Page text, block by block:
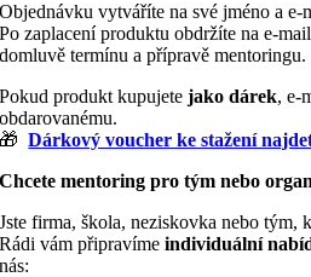
Objednávku vytváříte na své jméno a e-
Po zaplacení produktu obdržíte na e-
domluvě termínu a přípravě mentoringu.
Pokud produkt kupujetejako dárek, e-
obdarovanému.
🎁 Dárkový voucher ke stažení
Chcete mentoring pro tým nebo
Jste firma, škola, neziskovka nebo tým,
Rádi vám připravímeindividuální
nás: